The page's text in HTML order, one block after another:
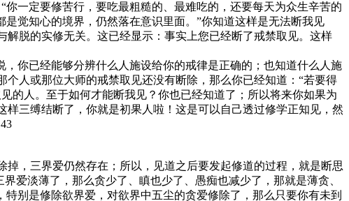
一定要修苦行，要吃最粗糙的、最难吃的，还要每天为众生辛苦的
觉知心的境界，仍然落在意识里面。”你知道这样是无法断我见
脱的实修无关。这已经显示：事实上您已经断了戒禁取见。这样
你已经能够分辨什么人施设给你的戒律是正确的；也知道什么人施
人或那位大师的戒禁取见还没有断除，那么你已经知道：“若要得
的人。至于如何才能断我见？你也已经知道了；所以将来你如果为
三缚结断了，你就是初果人啦！这是可以自己透过修学正知见，然
，三界爱仍然存在；所以，见道之后要发起修道的过程，就是断思
爱淡薄了，那么贪少了、瞋也少了、愚痴也减少了，那就是薄贪、
别是修除欲界爱，对欲界中五尘的贪爱修除了，那么只要你有未到